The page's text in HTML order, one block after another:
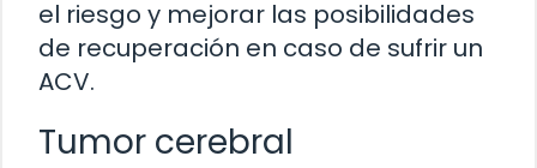
el riesgo y mejorar las posibilidades
de recuperación en caso de sufrir un
ACV.
Tumor cerebral